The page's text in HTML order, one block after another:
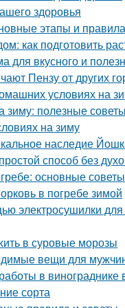
здоровья
этапы и правила
как подготовить
для вкусного и
Пензу от других
условиях на
зиму: полезные советы
на зиму
наследие
способ без
основные
в погребе зимой
электросушилки для
в суровые морозы
вещи для
в винограднике
сорта